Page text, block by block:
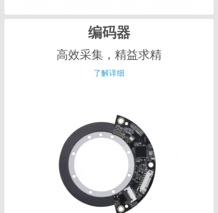
编码器
高效采集，精益求精
了解详细